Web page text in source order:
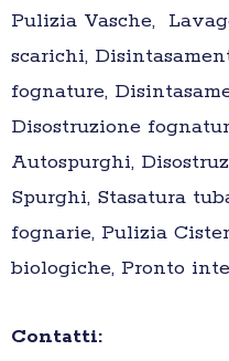
Pulizia Vasche,
scarichi,
fognature,
Disostruzione
Autospurghi,
Spurghi, Stasatura
fognarie, Pulizia
biologiche, Pronto
Contatti: